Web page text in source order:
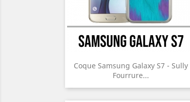
Coque Samsung Galaxy S7 - Sully
Fourrure...